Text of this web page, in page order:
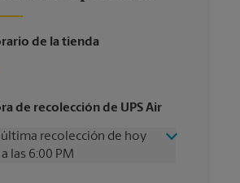
de la tienda
de recolección de UPS Air
última recolección de hoy
a las 6:00 PM